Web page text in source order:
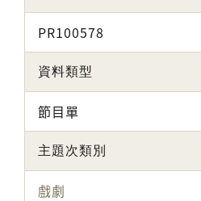
PR100578
資料類型
節目單
主題次類別
戲劇